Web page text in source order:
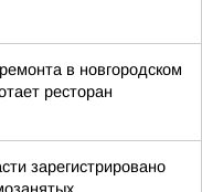
в новгородском
ресторан
зарегистрировано